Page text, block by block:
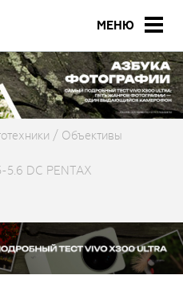
МЕНЮ
Объективы
DC PENTAX